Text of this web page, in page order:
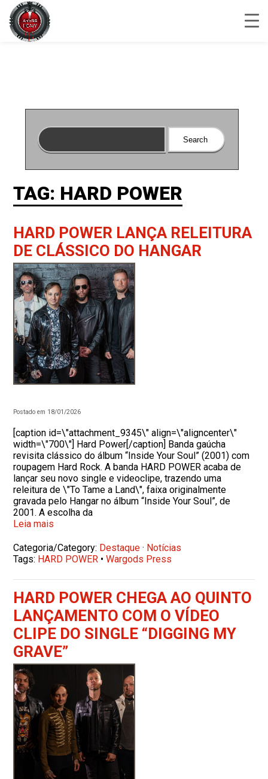
TAG: HARD POWER
HARD POWER LANÇA RELEITURA
DE CLÁSSICO DO HANGAR
Postado em 18/01/2026
[caption id=\"attachment_9345\" align=\"aligncenter\"
width=\"700\"] Hard Power[/caption] Banda gaúcha
revisita clássico do álbum “Inside Your Soul” (2001) com
roupagem Hard Rock. A banda HARD POWER acaba de
lançar seu novo single e videoclipe, trazendo uma
releitura de \"To Tame a Land\", faixa originalmente
gravada pelo Hangar no álbum “Inside Your Soul”, de
2001. A escolha da
Leia mais
Categoria/Category: Destaque · Notícias
Tags: HARD POWER •Wargods Press
HARD POWER CHEGA AO QUINTO
LANÇAMENTO COM O VÍDEO
CLIPE DO SINGLE “DIGGING MY
GRAVE”